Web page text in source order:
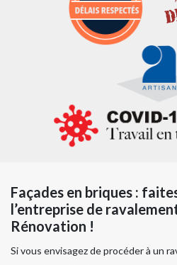
Façades en briques :
l’entreprise de
Rénovation !
Si vous envisagez de procéder à un